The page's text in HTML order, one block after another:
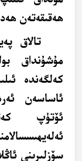
ھەقىقەتەن
تالاق
مۇشۇنداق
كەلگەندە
ئاساسەن
ئۆتۈپ
سۆزلىرىنى